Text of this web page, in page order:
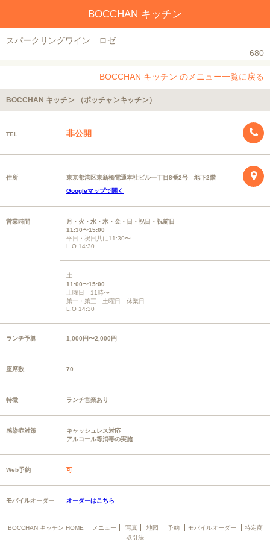
BOCCHAN キッチン
スパークリングワイン ロゼ
680
BOCCHAN キッチン のメニュー一覧に戻る
BOCCHAN キッチン （ボッチャンキッチン）
TEL 非公開
住所
東京都港区東新橋電通本社ビル一丁目8番2号 地下2階
Googleマップで開く
営業時間
月・火・水・木・金・日・祝日・祝前日
11:30〜15:00
平日・祝日共に11:30〜
L.O 14:30
土
11:00〜15:00
土曜日 11時〜
第一・第三 土曜日 休業日
L.O 14:30
ランチ予算 1,000円〜2,000円
座席数 70
特徴 ランチ営業あり
感染症対策
キャッシュレス対応
アルコール等消毒の実施
Web予約 可
モバイルオーダー オーダーはこちら
BOCCHAN キッチン HOME メニュー 写真 地図 予約 モバイルオーダー
特定商
取引法